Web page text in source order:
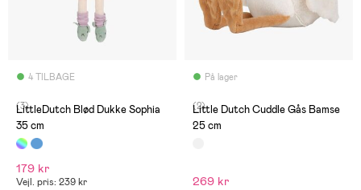
4 TILBAGE
(3)
LittleDutch Blød Dukke Sophia
35 cm
179 kr
Vejl. pris: 239 kr
På lager
(2)
Little Dutch Cuddle Gås Bamse
25 cm
269 kr